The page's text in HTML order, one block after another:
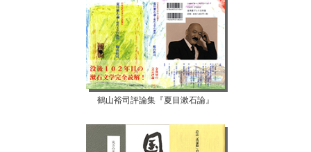
鶴山裕司評論集『夏目漱石論』